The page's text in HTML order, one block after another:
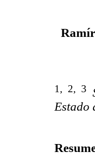
1, 2, 3
Estado